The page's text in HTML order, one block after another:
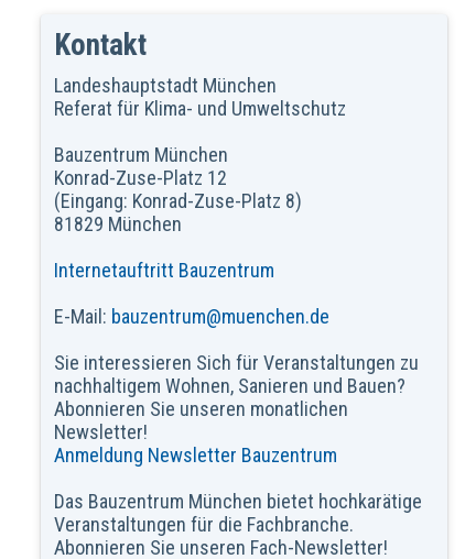
Kontakt
Landeshauptstadt München
Referat für Klima- und Umweltschutz
Bauzentrum München
Konrad-Zuse-Platz 12
(Eingang: Konrad-Zuse-Platz 8)
81829 München
Internetauftritt Bauzentrum
E-Mail: bauzentrum@muenchen.de
Sie interessieren Sich für Veranstaltungen zu
nachhaltigem Wohnen, Sanieren und Bauen?
Abonnieren Sie unseren monatlichen
Newsletter!
Anmeldung Newsletter Bauzentrum
Das Bauzentrum München bietet hochkarätige
Veranstaltungen für die Fachbranche.
Abonnieren Sie unseren Fach-Newsletter!